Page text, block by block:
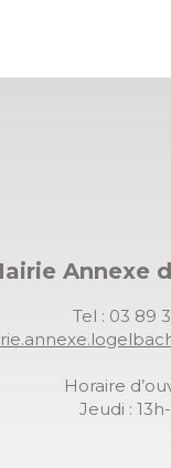
Annexe
Tel : 03 89
Horaire
Jeudi :